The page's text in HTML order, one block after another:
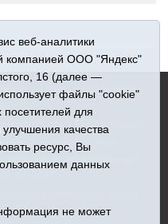
«Новости Юргинского
№ ФС 77 - 66052 выдан
в сфере связи,
веб-аналитики
компанией ООО "Яндекс"
16 (далее —
файлы "cookie"
для
качества
ресурс, Вы
данных
не может